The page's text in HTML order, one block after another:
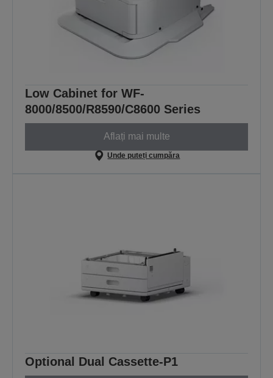
Low Cabinet for WF-
8000/8500/R8590/C8600 Series
Aflați mai multe
Unde puteți cumpăra
Optional Dual Cassette-P1